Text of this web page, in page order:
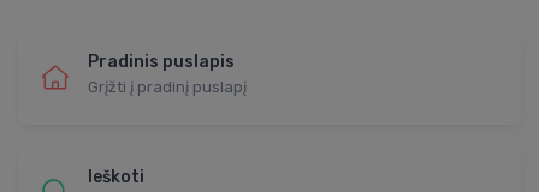
Pradinis puslapis
Grįžti į pradinį puslapį
Ieškoti